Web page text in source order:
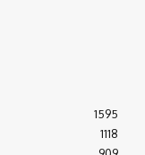
1595
1118